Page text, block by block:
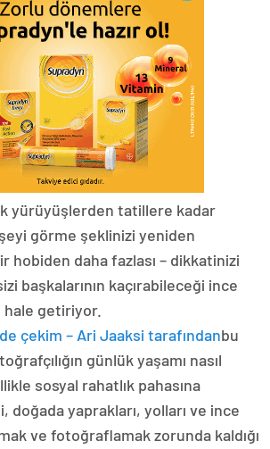
yürüyüşlerden tatillere kadar
görme şeklinizi yeniden
hobiden daha fazlası – dikkatinizi
başkalarının kaçırabileceği ince
hale getiriyor.
çekim – Ari Jaaksi tarafındanbu
günlük yaşamı nasıl
sosyal rahatlık pahasına
doğada yaprakları, yolları ve ince
ve fotoğraflamak zorunda kaldığı